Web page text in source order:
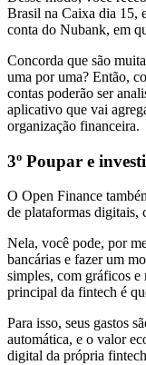
Brasil na Caixa dia 15,
conta do Nubank, em
Concorda que são
uma por uma? Então,
contas poderão ser
aplicativo que vai
organização financeira.
3º Poupar e
O Open Finance
de plataformas digitais,
Nela, você pode, por
bancárias e fazer um
simples, com gráficos e
principal da fintech é
Para isso, seus gastos
automática, e o valor
digital da própria